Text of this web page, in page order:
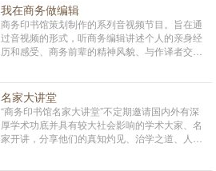
我在商务做编辑
商务印书馆策划制作的系列音视频节目。旨在通
过音视频的形式，听商务编辑讲述个人的亲身经
历和感受、商务前辈的精神风貌、与作译者交流
世界，领略商务人的精神传承、文化品格和责任
担当。
名家大讲堂
“商务印书馆名家大讲堂”不定期邀请国内外有深
厚学术功底并具有较大社会影响的学术大家、名
家开讲，分享他们的真知灼见、治学之道、人生